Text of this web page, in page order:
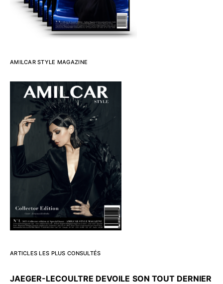
AMILCAR STYLE MAGAZINE
ARTICLES LES PLUS CONSULTÉS
JAEGER-LECOULTRE DEVOILE SON TOUT DERNIER